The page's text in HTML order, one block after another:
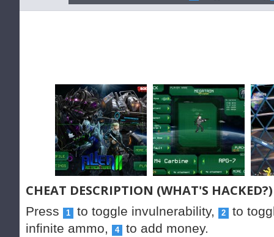
CHEAT DESCRIPTION (WHAT'S HACKED?)
Press 1 to toggle invulnerability, 2
to
infinite ammo,
4 to add money.